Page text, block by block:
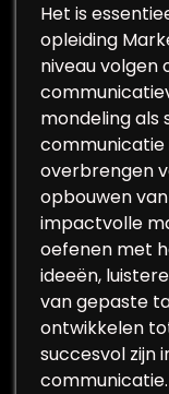
Het is
opleiding
niveau volgen
mondeling als
communicatie
overbrengen
opbouwen
impactvolle
oefenen met
ideeën,
van gepaste
ontwikkelen
succesvol zijn
communicatie.